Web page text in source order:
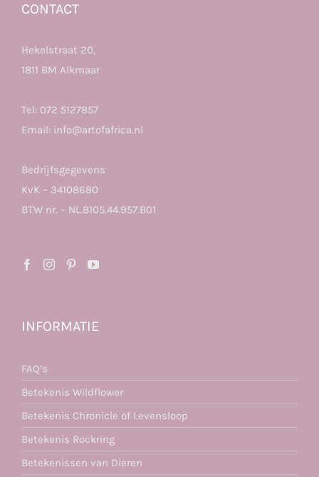
CONTACT
Hekelstraat 20,
1811 BM Alkmaar
Tel: 072 5127857
Email: info@artofafrica.nl
Bedrijfsgegevens
KvK – 34108680
BTW nr. – NL.8105.44.957.B01
INFORMATIE
FAQ’s
Betekenis Wildflower
Betekenis Chronicle of Levensloop
Betekenis Rockring
Betekenissen van Dieren